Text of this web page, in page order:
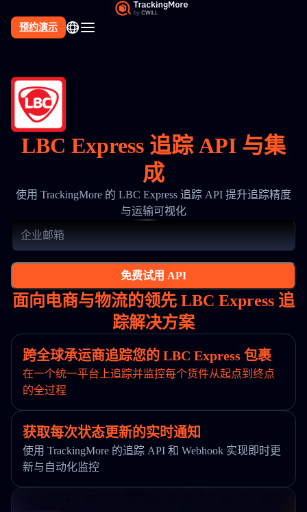
预约演示
LBC Express 追踪 API 与集
成
使用 TrackingMore 的 LBC Express 追踪 API 提升追踪精度
与运输可视化
免费试用 API
面向电商与物流的领先 LBC Express 追
踪解决方案
跨全球承运商追踪您的 LBC Express 包裹
在一个统一平台上追踪并监控每个货件从起点到终点
的全过程
获取每次状态更新的实时通知
使用 TrackingMore 的追踪 API 和 Webhook 实现即时更
新与自动化监控